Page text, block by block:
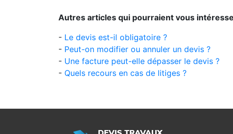
Autres articles qui pourraient vous
- Le devis est-il obligatoire ?
- Peut-on modifier ou annuler un devis ?
- Une facture peut-elle dépasser le devis ?
- Quels recours en cas de litiges ?